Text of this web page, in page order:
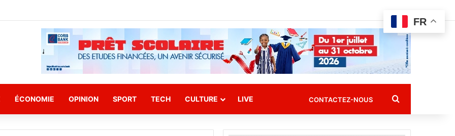
ÉCONOMIE OPINION SPORT TECH CULTURE LIVE CONTACTEZ-NOUS Rechercher
FR